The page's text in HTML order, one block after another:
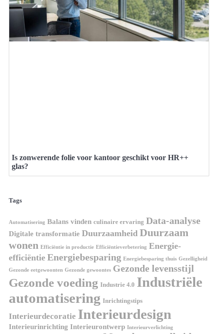
Is zonwerende folie voor kantoor geschikt voor HR++
glas?
Tags
Automatisering Balans vinden culinaire ervaring Data-analyse
Digitale transformatie Duurzaamheid Duurzaam
wonen Efficiëntie in productie Efficiëntieverbetering Energie-
efficiëntie Energiebesparing Energiebesparing thuis Gezelligheid
Gezonde eetgewoonten Gezonde gewoontes Gezonde levensstijl
Gezonde voeding Industrie 4.0 Industriële
automatisering Inrichtingstips
Interieurdecoratie Interieurdesign
Interieurinrichting Interieurontwerp Interieurverlichting